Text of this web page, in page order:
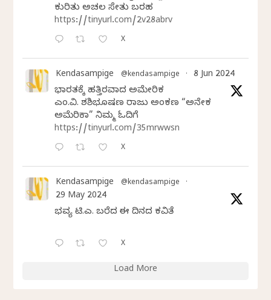
ಕುರಿತು ಅಚಲ ಸೇತು ಬರಹ
https://tinyurl.com/2v28abrv
X
Kendasampige @kendasampige · 8 Jun 2024
ಭಾರತಕ್ಕೆ ಹತ್ತಿರವಾದ ಅಮೇರಿಕ
ಎಂ.ವಿ. ಶಶಿಭೂಷಣ ರಾಜು ಅಂಕಣ “ಅನೇಕ
ಅಮೆರಿಕಾ” ನಿಮ್ಮ ಓದಿಗೆ
https://tinyurl.com/35mrwwsn
X
Kendasampige @kendasampige ·
29 May 2024
ಭವ್ಯ ಟಿ.ಎಸ್. ಬರೆದ ಈ ದಿನದ ಕವಿತೆ
X
Load More